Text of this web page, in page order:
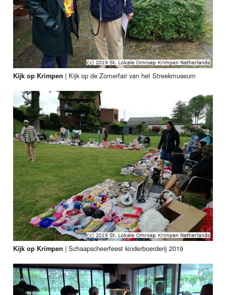
Kijk op Krimpen | Kijk op de Zomerfair van het Streekmuseum
Kijk op Krimpen |Schaapscheerfeest kinderboerderij 2019